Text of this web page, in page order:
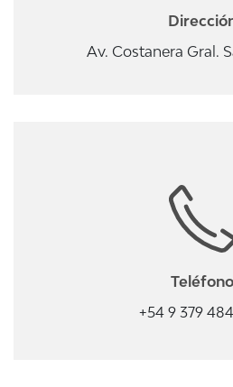
Av. Costanera Gral.
Teléfono
+54 9 379